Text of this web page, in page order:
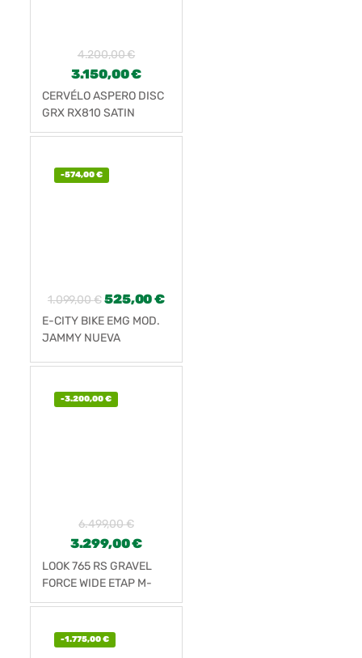
4.200,00€
3.150,00€
CERVÉLO ASPERO DISC
GRX RX810 SATIN
BLACK (2022)
-574,00€
1.099,00€ 525,00€
E-CITY BIKE EMG MOD.
JAMMY NUEVA
-3.200,00€
6.499,00€
3.299,00€
LOOK 765 RS GRAVEL
FORCE WIDE ETAP M-
CL700C (2022)
-1.775,00€